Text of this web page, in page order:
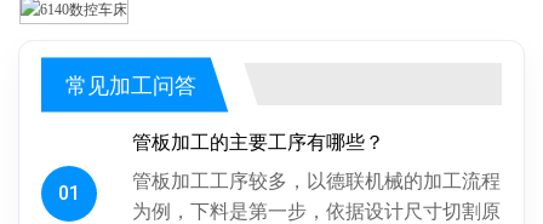
常见加工问答
01
管板加工的主要工序有哪些？
管板加工工序较多，以德联机械的加工流程
为例，下料是第一步，依据设计尺寸切割原